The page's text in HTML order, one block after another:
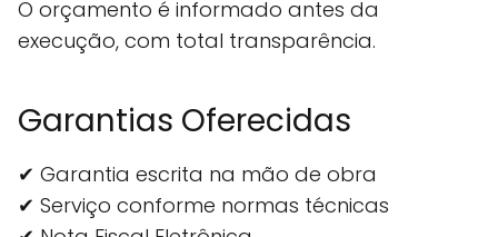
O orçamento é informado antes da
execução, com total transparência.
Garantias Oferecidas
✔ Garantia escrita na mão de obra
✔ Serviço conforme normas técnicas